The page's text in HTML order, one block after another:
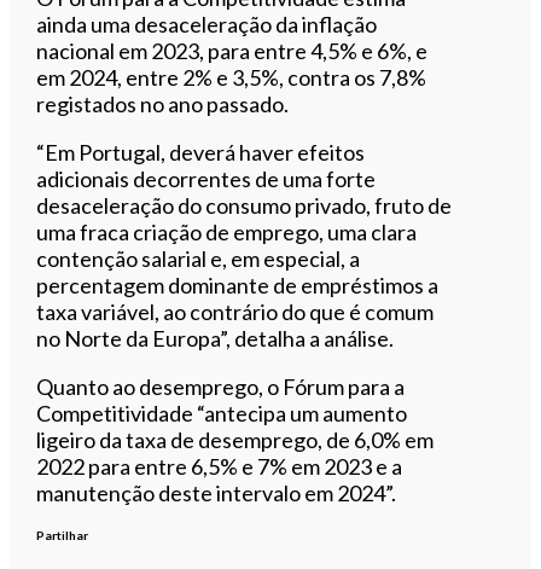
ainda uma desaceleração da inflação
nacional em 2023, para entre 4,5% e 6%, e
em 2024, entre 2% e 3,5%, contra os 7,8%
registados no ano passado.
“Em Portugal, deverá haver efeitos
adicionais decorrentes de uma forte
desaceleração do consumo privado, fruto de
uma fraca criação de emprego, uma clara
contenção salarial e, em especial, a
percentagem dominante de empréstimos a
taxa variável, ao contrário do que é comum
no Norte da Europa”, detalha a análise.
Quanto ao desemprego, o Fórum para a
Competitividade “antecipa um aumento
ligeiro da taxa de desemprego, de 6,0% em
2022 para entre 6,5% e 7% em 2023 e a
manutenção deste intervalo em 2024”.
Partilhar